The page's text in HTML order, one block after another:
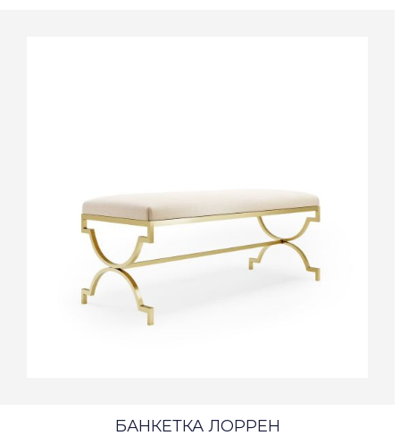
БАНКЕТКА ЛОРРЕН